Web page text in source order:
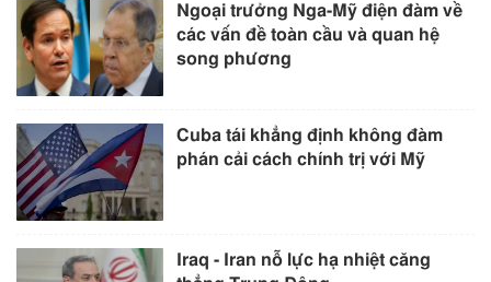
Ngoại trưởng Nga-Mỹ điện đàm về
các vấn đề toàn cầu và quan hệ
song phương
Cuba tái khẳng định không đàm
phán cải cách chính trị với Mỹ
Iraq - Iran nỗ lực hạ nhiệt căng